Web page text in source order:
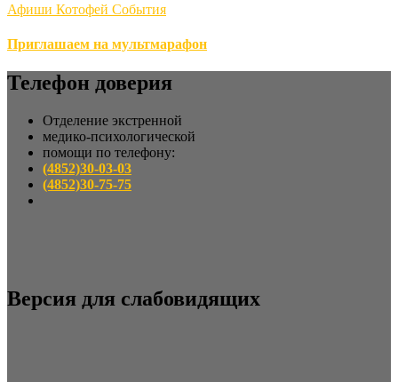
Афиши Котофей События
Приглашаем на мультмарафон
Телефон доверия
Отделение экстренной
медико-психологической
помощи по телефону:
(4852)30-03-03
(4852)30-75-75
Версия для слабовидящих